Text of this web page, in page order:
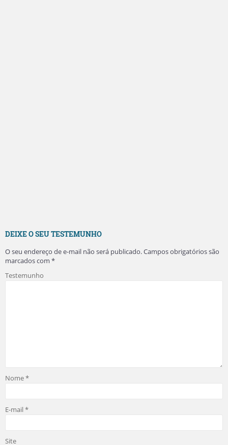
DEIXE O SEU TESTEMUNHO
O seu endereço de e-mail não será publicado.Campos obrigatórios são
marcados com *
Testemunho
Nome*
E-mail*
Site